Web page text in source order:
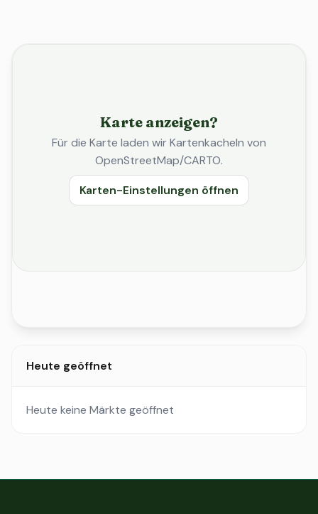
Karte anzeigen?
Für die Karte laden wir Kartenkacheln von
OpenStreetMap/CARTO.
Karten-Einstellungen öffnen
Heute geöffnet
Heute keine Märkte geöffnet